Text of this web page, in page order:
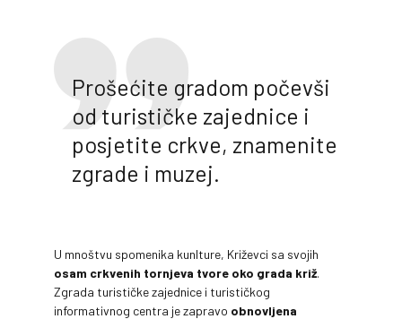
Prošećite gradom počevši
od turističke zajednice i
posjetite crkve, znamenite
zgrade i muzej.
U mnoštvu spomenika kunlture, Križevci sa svojih
osam crkvenih tornjeva tvore oko grada križ.
Zgrada turističke zajednice i turističkog
informativnog centra je zapravo obnovljena